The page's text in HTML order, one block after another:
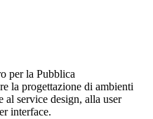
per la Pubblica
la progettazione di ambienti
service design, alla user
interface.